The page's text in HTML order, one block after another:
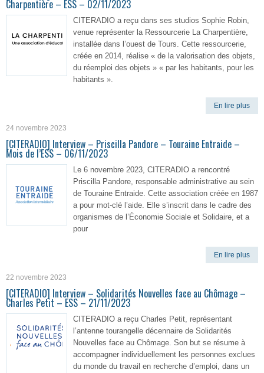
Charpentière – ESS – 02/11/2023
CITERADIO a reçu dans ses studios Sophie Robin,
venue représenter la Ressourcerie La Charpentière,
installée dans l’ouest de Tours. Cette ressourcerie,
créée en 2014, réalise « de la valorisation des objets,
du réemploi des objets » « par les habitants, pour les
habitants ».
En lire plus
24 novembre 2023
[CITERADIO] Interview – Priscilla Pandore – Touraine Entraide –
Mois de l’ESS – 06/11/2023
Le 6 novembre 2023, CITERADIO a rencontré
Priscilla Pandore, responsable administrative au sein
de Touraine Entraide. Cette association créée en 1987
a pour mot-clé l’aide. Elle s’inscrit dans le cadre des
organismes de l’Économie Sociale et Solidaire, et a
pour
En lire plus
22 novembre 2023
[CITERADIO] Interview – Solidarités Nouvelles face au Chômage –
Charles Petit – ESS – 21/11/2023
CITERADIO a reçu Charles Petit, représentant
l’antenne tourangelle décennaire de Solidarités
Nouvelles face au Chômage. Son but se résume à
accompagner individuellement les personnes exclues
du monde du travail en recherche d’emploi, dans un